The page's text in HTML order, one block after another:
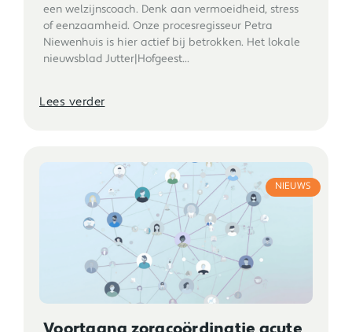
een welzijnscoach. Denk aan vermoeidheid, stress
of eenzaamheid. Onze procesregisseur Petra
Niewenhuis is hier actief bij betrokken. Het lokale
nieuwsblad Jutter|Hofgeest...
Lees verder
NIEUWS